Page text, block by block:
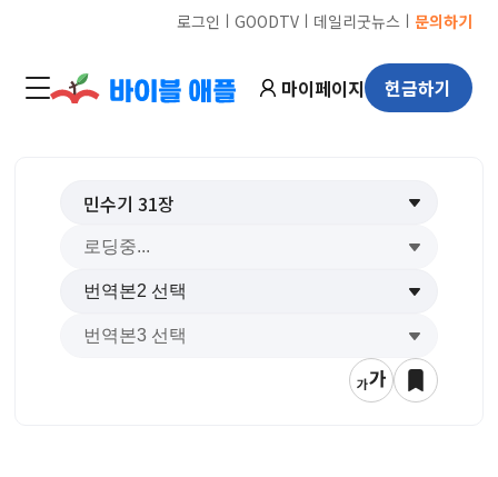
로그인 ㅣ GOODTVㅣ 데일리굿뉴스 ㅣ 문의하기
마이페이지 헌금하기
민수기 31장